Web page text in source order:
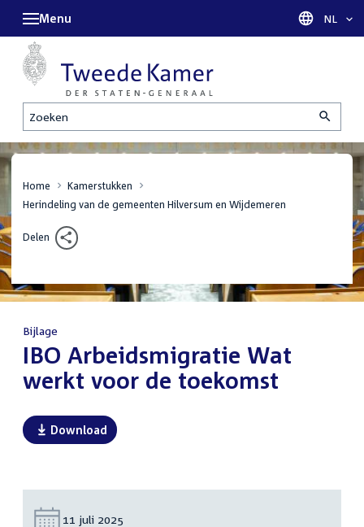
Zoeken
Menu Taal
NL
Home
Kamerstukken
Herindeling van de gemeenten Hilversum en Wijdemeren
Delen
Bijlage
:IBO Arbeidsmigratie Wat
werkt voor de toekomst
Download
Datum:
11 juli 2025